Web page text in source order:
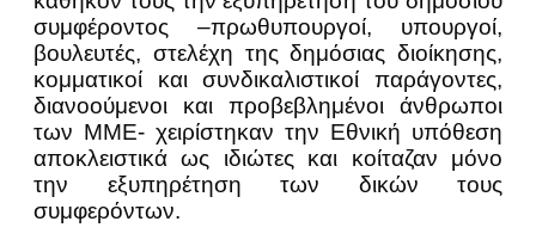
συμφέροντος –πρωθυπουργοί, υπουργοί,
βουλευτές, στελέχη της δημόσιας διοίκησης,
κομματικοί και συνδικαλιστικοί παράγοντες,
διανοούμενοι και προβεβλημένοι άνθρωποι
των ΜΜΕ- χειρίστηκαν την Εθνική υπόθεση
αποκλειστικά ως ιδιώτες και κοίταζαν μόνο
την εξυπηρέτηση των δικών τους
συμφερόντων.